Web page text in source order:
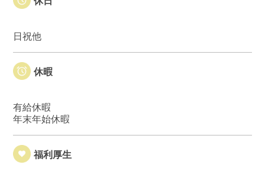
日祝他
休暇
有給休暇
年末年始休暇
福利厚生